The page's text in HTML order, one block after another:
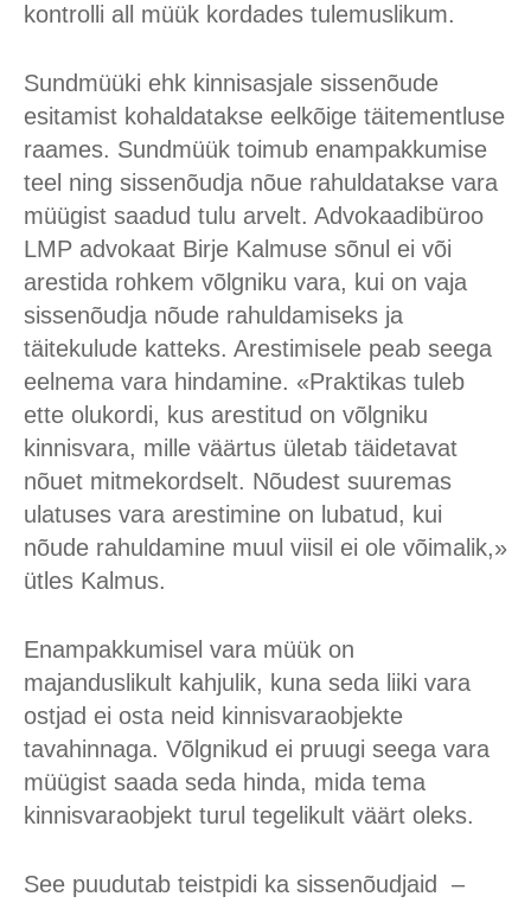
kontrolli all müük kordades tulemuslikum.
Sundmüüki ehk kinnisasjale sissenõude
esitamist kohaldatakse eelkõige täitementluse
raames. Sundmüük toimub enampakkumise
teel ning sissenõudja nõue rahuldatakse vara
müügist saadud tulu arvelt. Advokaadibüroo
LMP advokaat Birje Kalmuse sõnul ei või
arestida rohkem võlgniku vara, kui on vaja
sissenõudja nõude rahuldamiseks ja
täitekulude katteks. Arestimisele peab seega
eelnema vara hindamine. «Praktikas tuleb
ette olukordi, kus arestitud on võlgniku
kinnisvara, mille väärtus ületab täidetavat
nõuet mitmekordselt. Nõudest suuremas
ulatuses vara arestimine on lubatud, kui
nõude rahuldamine muul viisil ei ole võimalik,»
ütles Kalmus.
Enampakkumisel vara müük on
majanduslikult kahjulik, kuna seda liiki vara
ostjad ei osta neid kinnisvaraobjekte
tavahinnaga. Võlgnikud ei pruugi seega vara
müügist saada seda hinda, mida tema
kinnisvaraobjekt turul tegelikult väärt oleks.
See puudutab teistpidi ka sissenõudjaid –